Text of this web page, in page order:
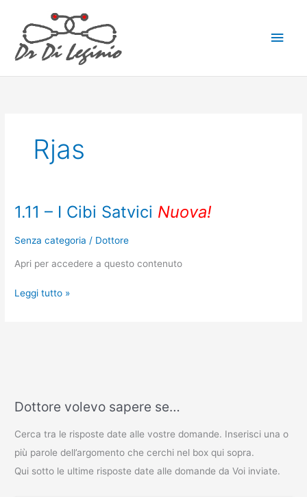
contenuto
Rjas
1.11 – I Cibi Satvici Nuova!
Senza categoria / Dottore
Apri per accedere a questo contenuto
1.11
I
Satvici
Leggi tutto »
Dottore volevo sapere se…
Cerca tra le risposte date alle vostre domande. Inserisci una o
più parole dell’argomento che cerchi nel box qui sopra.
Qui sotto le ultime risposte date alle domande da Voi inviate.